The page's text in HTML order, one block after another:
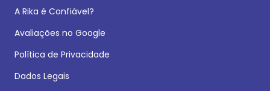
A Rika é Confiável?
Avaliações no Google
Política de Privacidade
Dados Legais